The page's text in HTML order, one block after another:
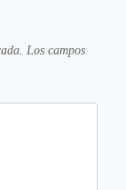
Los campos